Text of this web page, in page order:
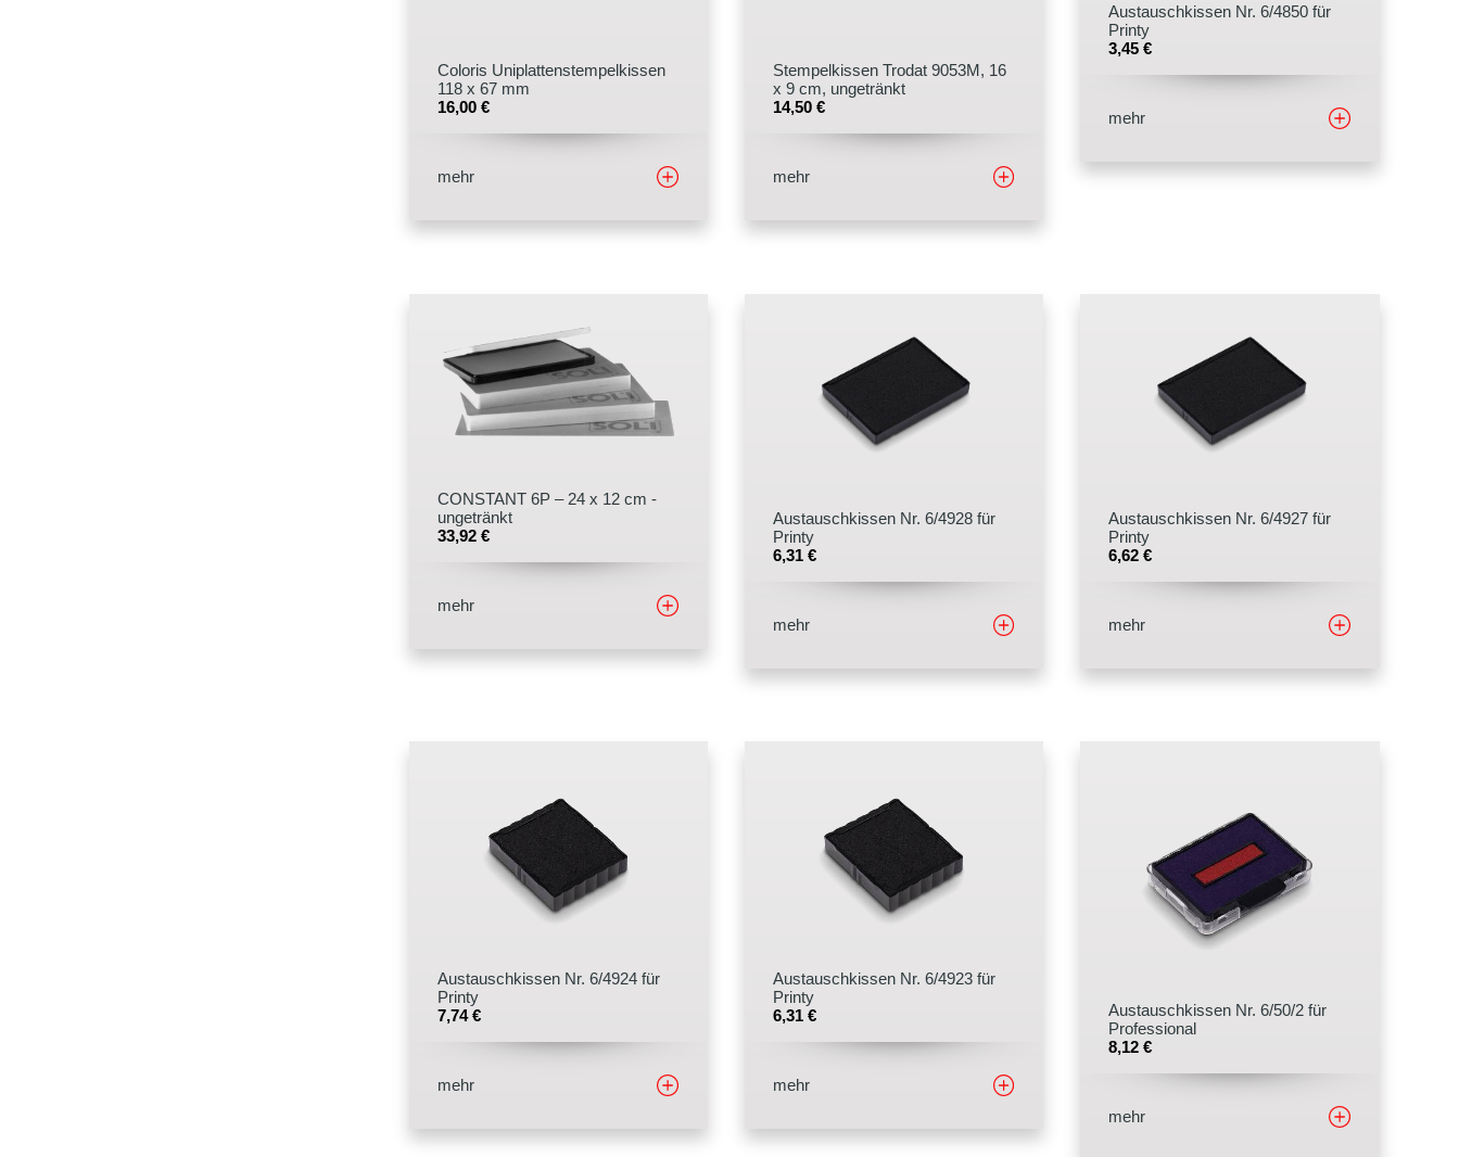
Coloris Uniplattenstempelkissen
118 x 67 mm
16,00 €
mehr
Stempelkissen Trodat 9053M, 16
x 9 cm, ungetränkt
14,50€
mehr
Austauschkissen Nr. 6/4850 für
Printy
3,45€
mehr
CONSTANT 6P – 24 x 12 cm -
ungetränkt
33,92 €
mehr
Austauschkissen Nr. 6/4928 für
Printy
6,31€
mehr
Austauschkissen Nr. 6/4927 für
Printy
6,62€
mehr
Austauschkissen Nr. 6/4924 für
Printy
7,74€
mehr
Austauschkissen Nr. 6/4923 für
Printy
6,31€
mehr
Austauschkissen Nr. 6/50/2 für
Professional
8,12€
mehr